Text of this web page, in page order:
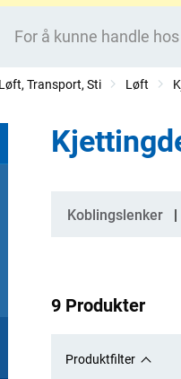
For å kunne handle
Transport, Sti Løft
Kategorier
Koblingslenker
9 Produkter
Produktfilter